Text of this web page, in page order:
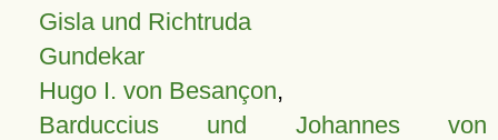
Gisla und Richtruda
Gundekar
Hugo I. von Besançon,
Barduccius und Johannes von